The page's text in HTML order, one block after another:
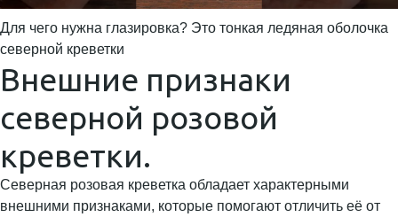
Для чего нужна глазировка? Это тонкая ледяная оболочка
северной креветки
Внешние признаки
северной розовой
креветки.
Северная розовая креветка обладает характерными
внешними признаками, которые помогают отличить её от